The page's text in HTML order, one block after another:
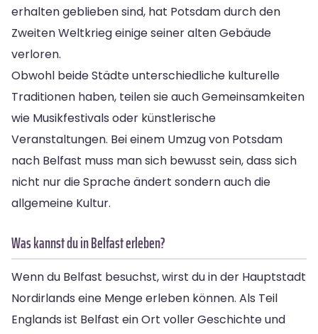
erhalten geblieben sind, hat Potsdam durch den
Zweiten Weltkrieg einige seiner alten Gebäude
verloren.
Obwohl beide Städte unterschiedliche kulturelle
Traditionen haben, teilen sie auch Gemeinsamkeiten
wie Musikfestivals oder künstlerische
Veranstaltungen. Bei einem Umzug von Potsdam
nach Belfast muss man sich bewusst sein, dass sich
nicht nur die Sprache ändert sondern auch die
allgemeine Kultur.
Was kannst du in Belfast erleben?
Wenn du Belfast besuchst, wirst du in der Hauptstadt
Nordirlands eine Menge erleben können. Als Teil
Englands ist Belfast ein Ort voller Geschichte und